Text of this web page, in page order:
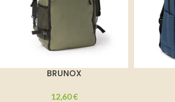
BRUNOX
12,60€